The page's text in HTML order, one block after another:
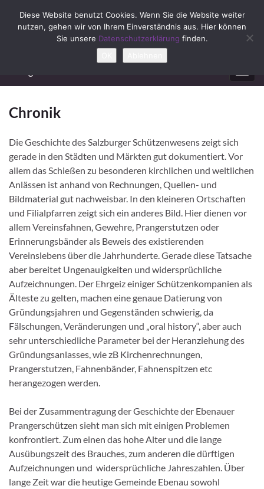
Chronik
Die Geschichte des Salzburger Schützenwesens zeigt sich
gerade in den Städten und Märkten gut dokumentiert. Vor
allem das Schießen zu besonderen kirchlichen und weltlichen
Anlässen ist anhand von Rechnungen, Quellen- und
Bildmaterial gut nachweisbar. In den kleineren Ortschaften
und Filialpfarren zeigt sich ein anderes Bild. Hier dienen vor
allem Vereinsfahnen, Gewehre, Prangerstutzen oder
Erinnerungsbänder als Beweis des existierenden
Vereinslebens über die Jahrhunderte. Gerade diese Tatsache
aber bereitet Ungenauigkeiten und widersprüchliche
Aufzeichnungen. Der Ehrgeiz einiger Schützenkompanien als
Älteste zu gelten, machen eine genaue Datierung von
Gründungsjahren und Gegenständen schwierig, da
Fälschungen, Veränderungen und „oral history“, aber auch
sehr unterschiedliche Parameter bei der Heranziehung des
Gründungsanlasses, wie zB Kirchenrechnungen,
Prangerstutzen, Fahnenbänder, Fahnenspitzen etc
herangezogen werden.
Bei der Zusammentragung der Geschichte der Ebenauer
Prangerschützen sieht man sich mit einigen Problemen
konfrontiert. Zum einen das hohe Alter und die lange
Ausübungszeit des Brauches, zum anderen die dürftigen
Aufzeichnungen und widersprüchliche Jahreszahlen. Über
lange Zeit war die heutige Gemeinde Ebenau sowohl
Diese Website benutzt Cookies. Wenn Sie die Website weiter
nutzen, gehen wir von Ihrem Einverständnis aus. Hier können
Sie unsere Datenschutzerklärung finden.